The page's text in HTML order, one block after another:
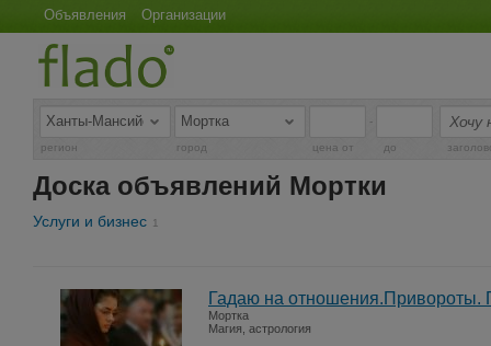
Объявления Организации
-
регион город цена от до
Доска объявлений Мортки
Услуги и бизнес 1
Гадаю на отношения.Привороты.
Мортка
Магия, астрология